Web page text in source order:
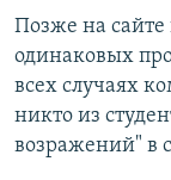
Позже на сайте
одинаковых
всех случаях
никто из
возражений" в